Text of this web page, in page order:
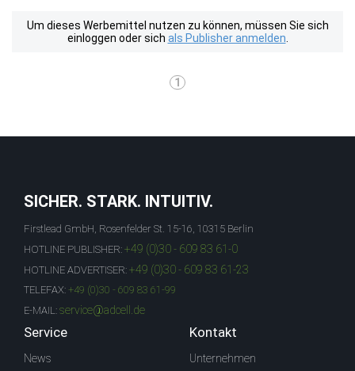
Um dieses Werbemittel nutzen zu können, müssen Sie sich
einloggen oder sich als Publisher anmelden
1
SICHER. STARK. INTUITIV.
Firstlead GmbH, Rosenfelder St. 15-16, 10315 Berlin
HOTLINE PUBLISHER: +49 (0)30 - 609 83 61-0
HOTLINE ADVERTISER: +49 (0)30 - 609 83 61-23
TELEFAX: +49 (0)30 - 609 83 61-99
E-MAIL: service@adcell.de
Service
News
Kontakt
Unternehmen